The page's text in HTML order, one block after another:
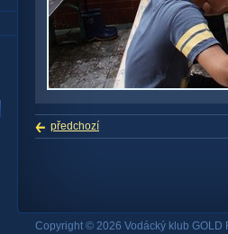
předchozí
Copyright © 2026 Vodácký klub GOLD